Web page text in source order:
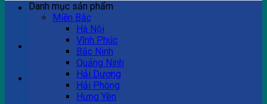
Ví dụ: Billboard quảng cáo, pano quảng cáo, quảng cáo
trên xe bus...
Danh mục sản phẩm
Miền Bắc
Hà Nội
Vĩnh Phúc
Bắc Ninh
Quảng Ninh
Hải Dương
Hải Phòng
Hưng Yên